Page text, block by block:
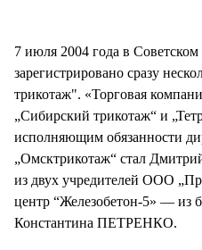
7 июля 2004 года в
зарегистрировано сразу
трикотаж". «Торговая
„Сибирский трикотаж“ и
исполняющим обязанности
„Омсктрикотаж“ стал
из двух учредителей ООО
центр “Железобетон-5» — из
Константина ПЕТРЕНКО.